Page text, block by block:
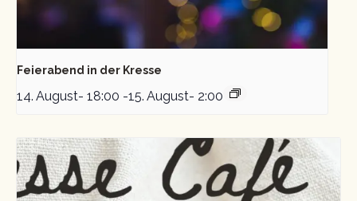
Feierabend in der Kresse
14. August- 18:00 -15. August- 2:00